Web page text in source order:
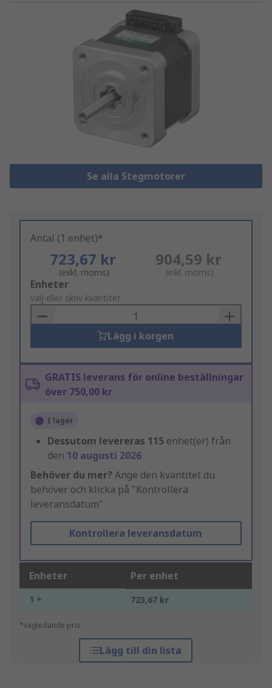
Se alla Stegmotorer
Antal (1 enhet)*
723,67 kr
(exkl. moms)
904,59 kr
(inkl. moms)
Add
to
Basket
Enheter
välj eller skriv kvantitet
Lägg i korgen
GRATIS leverans för online beställningar
över 750,00 kr
I lager
Dessutom levereras 115 enhet(er) från
den 10 augusti 2026
Behöver du mer? Ange den kvantitet du
behöver och klicka på "Kontrollera
leveransdatum"
Kontrollera leveransdatum
Enheter Per enhet
1 + 723,67 kr
*vägledande pris
Lägg till din lista